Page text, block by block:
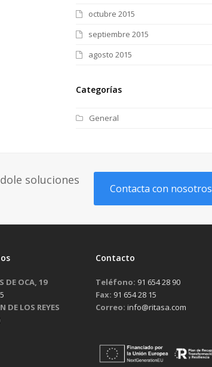
octubre 2015
septiembre 2015
agosto 2015
Categorías
General
soluciones
Contacta con nosotros
DE OCA, 19
DE LOS REYES
Contacto
Teléfono: 91 654 28 90
Fax: 91 654 28 15
Correo: info@ritasa.com